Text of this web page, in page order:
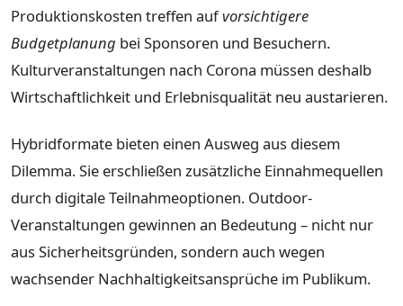
Produktionskosten treffen aufvorsichtigere
Budgetplanung bei Sponsoren und Besuchern.
Kulturveranstaltungen nach Corona müssen deshalb
Wirtschaftlichkeit und Erlebnisqualität neu austarieren.
Hybridformate bieten einen Ausweg aus diesem
Dilemma. Sie erschließen zusätzliche Einnahmequellen
durch digitale Teilnahmeoptionen. Outdoor-
Veranstaltungen gewinnen an Bedeutung – nicht nur
aus Sicherheitsgründen, sondern auch wegen
wachsender Nachhaltigkeitsansprüche im Publikum.